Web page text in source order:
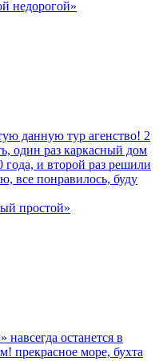
данную тур агенство! 2
один раз каркасный дом
года, и второй раз решили
все понравилось, буду
останется в
прекрасное море, бухта